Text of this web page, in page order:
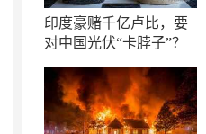
印度豪赌千亿卢比，要
对中国光伏“卡脖子”？